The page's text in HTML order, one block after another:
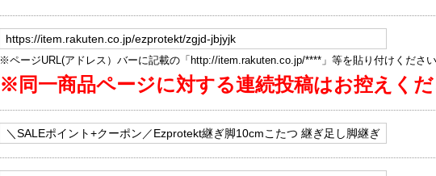
※ページURL(アドレス）バーに記載の「http://item.rakuten.co.jp/****」等を貼り付けください
※同一商品ページに対する連続投稿はお控えくだ